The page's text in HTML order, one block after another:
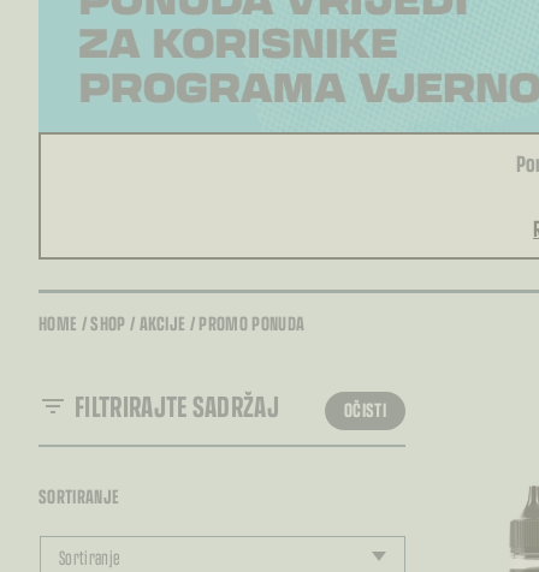
HOME /SHOP /AKCIJE /PROMO PONUDA
FILTRIRAJTE SADRŽAJ OČISTI
SORTIRANJE
Sortiranje